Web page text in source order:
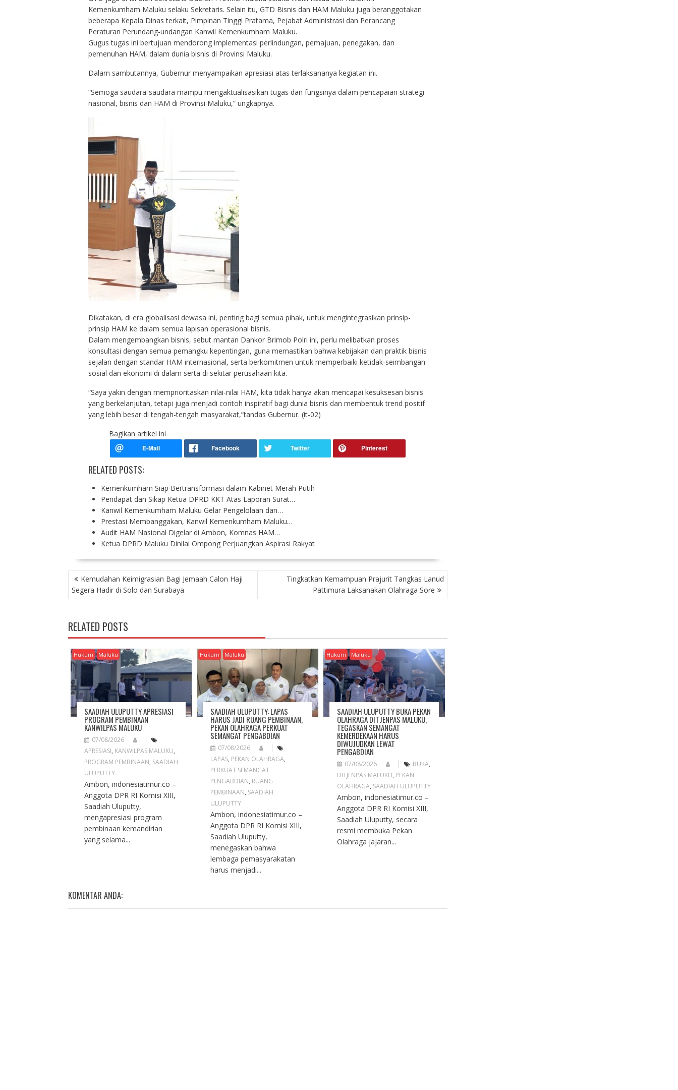
Kemenkumham Maluku selaku Sekretaris. Selain itu, GTD Bisnis dan HAM Maluku juga beranggotakan
beberapa Kepala Dinas terkait, Pimpinan Tinggi Pratama, Pejabat Administrasi dan Perancang
Peraturan Perundang-undangan Kanwil Kemenkumham Maluku.
Gugus tugas ini bertujuan mendorong implementasi perlindungan, pemajuan, penegakan, dan
pemenuhan HAM, dalam dunia bisnis di Provinsi Maluku.
Dalam sambutannya, Gubernur menyampaikan apresiasi atas terlaksananya kegiatan ini.
“Semoga saudara-saudara mampu mengaktualisasikan tugas dan fungsinya dalam pencapaian strategi
nasional, bisnis dan HAM di Provinsi Maluku,” ungkapnya.
Dikatakan, di era globalisasi dewasa ini, penting bagi semua pihak, untuk mengintegrasikan prinsip-
prinsip HAM ke dalam semua lapisan operasional bisnis.
Dalam mengembangkan bisnis, sebut mantan Dankor Brimob Polri ini, perlu melibatkan proses
konsultasi dengan semua pemangku kepentingan, guna memastikan bahwa kebijakan dan praktik bisnis
sejalan dengan standar HAM internasional, serta berkomitmen untuk memperbaiki ketidak-seimbangan
sosial dan ekonomi di dalam serta di sekitar perusahaan kita.
“Saya yakin dengan memprioritaskan nilai-nilai HAM, kita tidak hanya akan mencapai kesuksesan bisnis
yang berkelanjutan, tetapi juga menjadi contoh inspiratif bagi dunia bisnis dan membentuk trend positif
yang lebih besar di tengah-tengah masyarakat,”tandas Gubernur. (it-02)
Bagikan artikel ini
RELATED POSTS:
Kemenkumham Siap Bertransformasi dalam Kabinet Merah Putih
Pendapat dan Sikap Ketua DPRD KKT Atas Laporan Surat…
Kanwil Kemenkumham Maluku Gelar Pengelolaan dan…
Prestasi Membanggakan, Kanwil Kemenkumham Maluku…
Audit HAM Nasional Digelar di Ambon, Komnas HAM…
Ketua DPRD Maluku Dinilai Ompong Perjuangkan Aspirasi Rakyat
P
O
S
N
A
V
G
A
T
O
N
Kemudahan Keimigrasian Bagi Jemaah Calon Haji
Segera Hadir di Solo dan Surabaya
Tingkatkan Kemampuan Prajurit Tangkas Lanud
Pattimura Laksanakan Olahraga Sore
RELATED POSTS
Hukum Maluku
SAADIAH ULUPUTTY APRESIASI
PROGRAM PEMBINAAN
KANWILPAS MALUKU
07/08/2026
APRESIASI, KANWILPAS MALUKU,
PROGRAM PEMBINAAN, SAADIAH
ULUPUTTY
Ambon, indonesiatimur.co –
Anggota DPR RI Komisi XIII,
Saadiah Uluputty,
mengapresiasi program
pembinaan kemandirian
yang selama...
Hukum Maluku
SAADIAH ULUPUTTY: LAPAS
HARUS JADI RUANG PEMBINAAN,
PEKAN OLAHRAGA PERKUAT
SEMANGAT PENGABDIAN
07/08/2026
LAPAS, PEKAN OLAHRAGA,
PERKUAT SEMANGAT
PENGABDIAN, RUANG
PEMBINAAN, SAADIAH
ULUPUTTY
Ambon, indonesiatimur.co –
Anggota DPR RI Komisi XIII,
Saadiah Uluputty,
menegaskan bahwa
lembaga pemasyarakatan
harus menjadi...
Hukum Maluku
SAADIAH ULUPUTTY BUKA PEKAN
OLAHRAGA DITJENPAS MALUKU,
TEGASKAN SEMANGAT
KEMERDEKAAN HARUS
DIWUJUDKAN LEWAT
PENGABDIAN
07/08/2026 BUKA,
DITJENPAS MALUKU, PEKAN
OLAHRAGA, SAADIAH ULUPUTTY
Ambon, indonesiatimur.co –
Anggota DPR RI Komisi XIII,
Saadiah Uluputty, secara
resmi membuka Pekan
Olahraga jajaran...
KOMENTAR ANDA: